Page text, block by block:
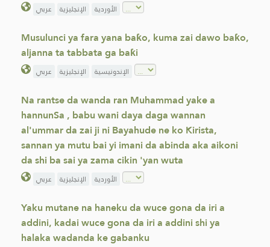
عربي الإنجليزية الأوردية
Musulunci ya fara yana baƙo, kuma zai dawo baƙo,
aljanna ta tabbata ga baƙi
عربي الإنجليزية الإندونيسية
Na rantse da wanda ran Muhammad yake a
hannunSa , babu wani daya daga wannan
al'ummar da zai ji ni Bayahude ne ko Kirista,
sannan ya mutu bai yi imani da abinda aka aikoni
da shi ba sai ya zama cikin 'yan wuta
عربي الإنجليزية الأوردية
Yaku mutane na haneku da wuce gona da iri a
addini, kadai wuce gona da iri a addini shi ya
halaka wadanda ke gabanku